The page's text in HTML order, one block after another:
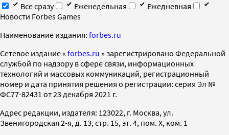
Все сразу
Еженедельная
Ежедневная
Новости Forbes Games
Наименование издания: forbes.ru
Cетевое издание « forbes.ru » зарегистрировано Федеральной
службой по надзору в сфере связи, информационных
технологий и массовых коммуникаций, регистрационный
номер и дата принятия решения о регистрации: серия Эл №
ФС77-82431 от 23 декабря 2021 г.
Адрес редакции, издателя: 123022, г. Москва, ул.
Звенигородская 2-я, д. 13, стр. 15, эт. 4, пом. X, ком. 1